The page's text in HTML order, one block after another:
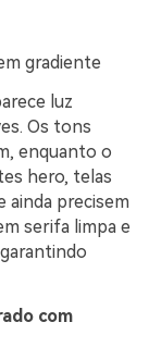
gradiente
luz
Os tons
enquanto o
hero, telas
ainda precisem
serifa limpa e
com